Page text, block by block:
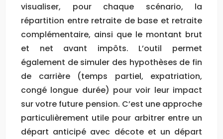
visualiser, pour chaque scénario, la
répartition entre retraite de base et retraite
complémentaire, ainsi que le montant brut
et net avant impôts. L’outil permet
également de simuler des hypothèses de fin
de carrière (temps partiel, expatriation,
congé longue durée) pour voir leur impact
sur votre future pension. C’est une approche
particulièrement utile pour arbitrer entre un
départ anticipé avec décote et un départ